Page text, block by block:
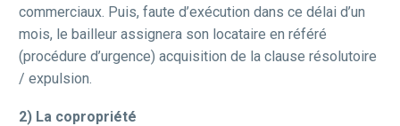
commerciaux. Puis, faute d’exécution dans ce délai d’un
mois, le bailleur assignera son locataire en référé
(procédure d’urgence) acquisition de la clause résolutoire
/ expulsion.
2) La copropriété